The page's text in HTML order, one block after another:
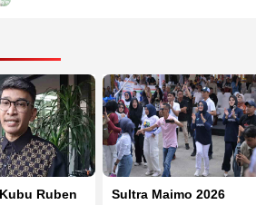
Ruben
Sultra Maimo 2026